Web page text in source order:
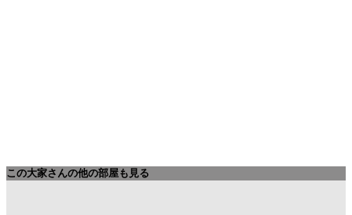
この大家さんの他の部屋も見る